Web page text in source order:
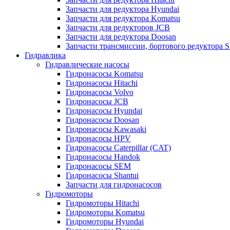
Запчасти для редуктора Hyundai
Запчасти для редуктора Komatsu
Запчасти для редукторов JCB
Запчасти для редуктора Doosan
Запчасти трансмиссии, бортового редуктора
Гидравлика
Гидравлические насосы
Гидронасосы Komatsu
Гидронасосы Hitachi
Гидронасосы Volvo
Гидронасосы JCB
Гидронасосы Hyundai
Гидронасосы Doosan
Гидронасосы Kawasaki
Гидронасосы HPV
Гидронасосы Caterpillar (CAT)
Гидронасосы Handok
Гидронасосы SEM
Гидронасосы Shantui
Запчасти для гидронасосов
Гидромоторы
Гидромоторы Hitachi
Гидромоторы Komatsu
Гидромоторы Hyundai